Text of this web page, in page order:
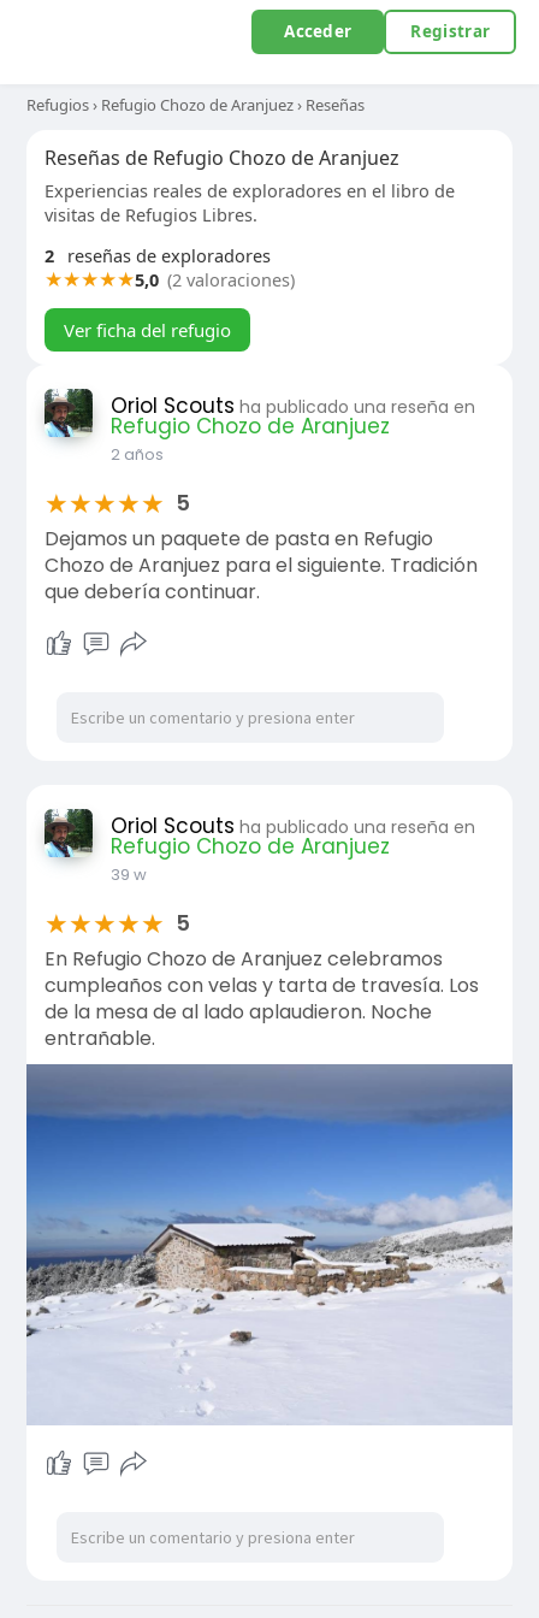
Acceder Registrar
Refugios› Refugio Chozo de Aranjuez› Reseñas
Reseñas de Refugio Chozo de Aranjuez
Experiencias reales de exploradores en el libro de
visitas de Refugios Libres.
2
reseñas de exploradores
★★★★★5,0 (2 valoraciones)
Ver ficha del refugio
Oriol Scouts ha publicado una reseña en
Refugio Chozo de Aranjuez
2 años
★★★★★ 5
Dejamos un paquete de pasta en Refugio
Chozo de Aranjuez para el siguiente. Tradición
que debería continuar.
Oriol Scouts ha publicado una reseña en
Refugio Chozo de Aranjuez
39 w
★★★★★ 5
En Refugio Chozo de Aranjuez celebramos
cumpleaños con velas y tarta de travesía. Los
de la mesa de al lado aplaudieron. Noche
entrañable.